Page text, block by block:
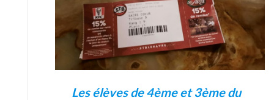
Les élèves de 4ème et 3ème du